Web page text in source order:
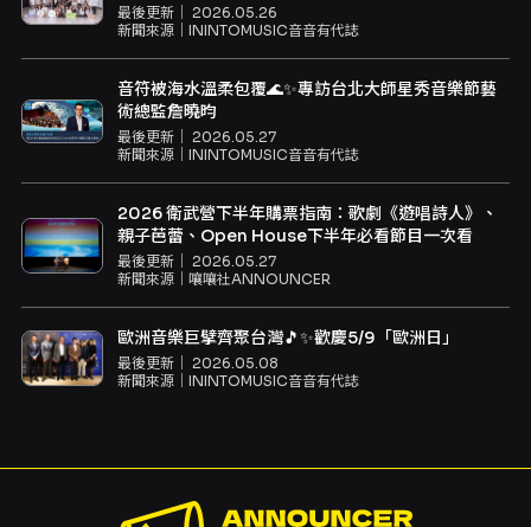
最後更新｜ 2026.05.26
新聞來源｜ ININTOMUSIC音音有代誌
音符被海水溫柔包覆🌊✨專訪台北大師星秀音樂節藝
術總監詹曉昀
最後更新｜ 2026.05.27
新聞來源｜ ININTOMUSIC音音有代誌
2026 衛武營下半年購票指南：歌劇《遊唱詩人》、
親子芭蕾、Open House下半年必看節目一次看
最後更新｜ 2026.05.27
新聞來源｜ 嚷嚷社ANNOUNCER
歐洲音樂巨擘齊聚台灣🎵✨歡慶5/9「歐洲日」
最後更新｜ 2026.05.08
新聞來源｜ ININTOMUSIC音音有代誌